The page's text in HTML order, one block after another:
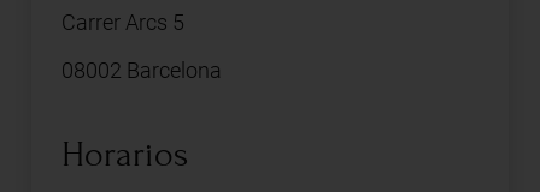
Carrer Arcs 5
08002 Barcelona
Horarios